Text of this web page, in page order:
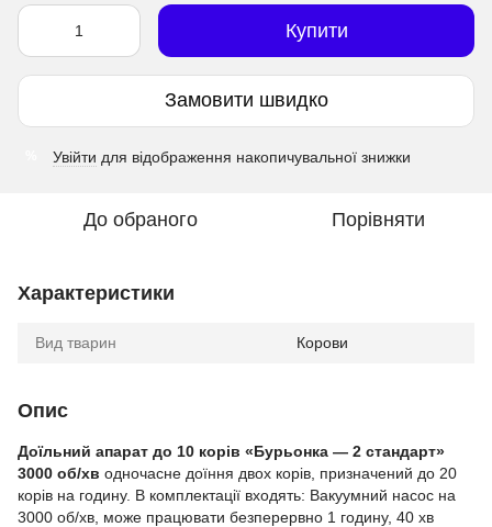
Купити
Замовити швидко
Увійти для відображення накопичувальної знижки
До обраного Порівняти
Характеристики
Вид тварин Корови
Опис
Доїльний апарат до 10 корів «Бурьонка — 2 стандарт»
3000 об/хв одночасне доїння двох корів, призначений до 20
корів на годину. В комплектації входять: Вакуумний насос на
3000 об/хв, може працювати безперервно 1 годину, 40 хв